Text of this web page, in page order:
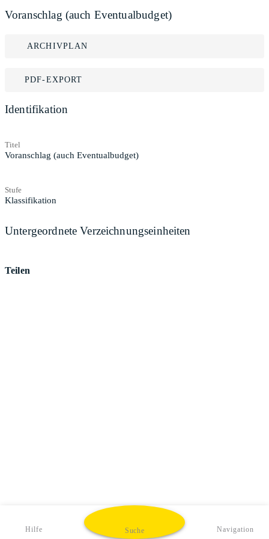
Voranschlag (auch Eventualbudget)
ARCHIVPLAN
PDF-EXPORT
Identifikation
Titel
Voranschlag (auch Eventualbudget)
Stufe
Klassifikation
Untergeordnete Verzeichnungseinheiten
Teilen
Hilfe Suche Navigation